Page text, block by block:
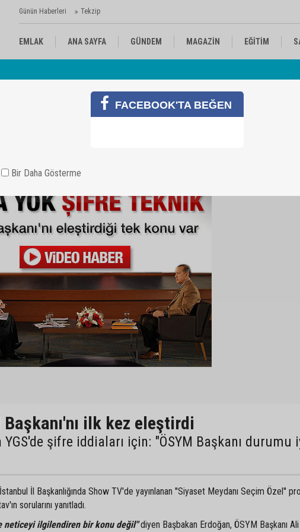
Günün Haberleri Tekzip
EMLAK ANA SAYFA GÜNDEM MAGAZİN EĞİTİM
Ajansı'nda
ilk kez eleştirdi
Başkanı'nı ilk kez eleştirdi
şifre iddiaları için: "ÖSYM Başkanı durumu
İl Başkanlığında Show TV'de yayınlanan ''Siyaset Meydanı Seçim Özel''
sorularını yanıtladı.
neticeyi ilgilendiren bir konu değil"diyen Başbakan Erdoğan, ÖSYM Başkanı
FACEBOOK'TA BEĞEN
Bir Daha Gösterme